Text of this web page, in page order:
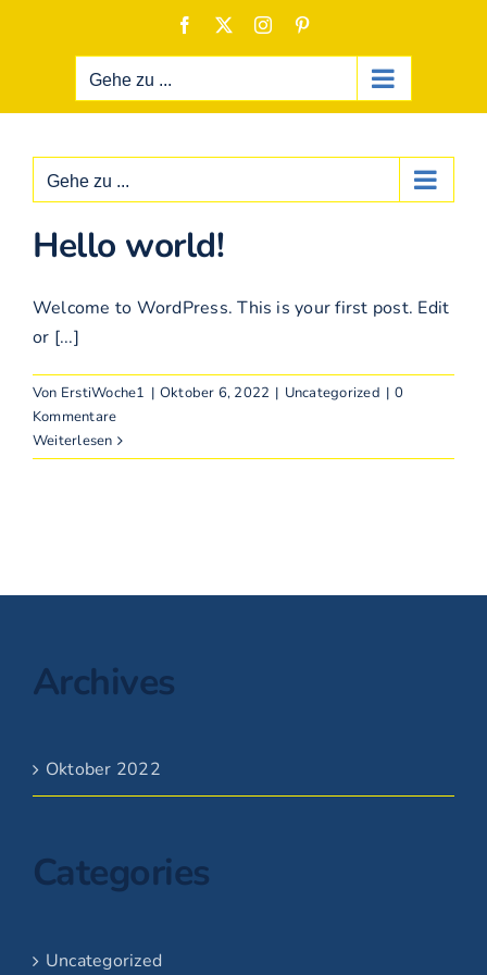
Facebook Instagram
Gehe zu ...
Gehe zu ...
Hello world!
Welcome to WordPress. This is your first post. Edit
or [...]
Von ErstiWoche1 | Oktober 6, 2022 | Uncategorized | 0
Kommentare
Weiterlesen
Archives
Oktober 2022
Categories
Uncategorized